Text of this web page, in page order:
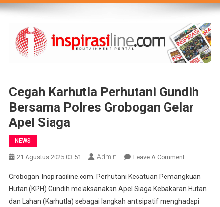
Cegah Karhutla Perhutani Gundih
Bersama Polres Grobogan Gelar
Apel Siaga
NEWS
21 Agustus 2025 03:51 Admin Leave A CommentOn
Karhutla
Perhutani
Gundih
Grobogan-Inspirasiline.com. Perhutani Kesatuan Pemangkuan
Hutan (KPH) Gundih melaksanakan Apel Siaga Kebakaran Hutan
dan Lahan (Karhutla) sebagai langkah antisipatif menghadapi